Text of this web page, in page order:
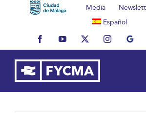
Media
Español
FacebookYouTubeX Instagram